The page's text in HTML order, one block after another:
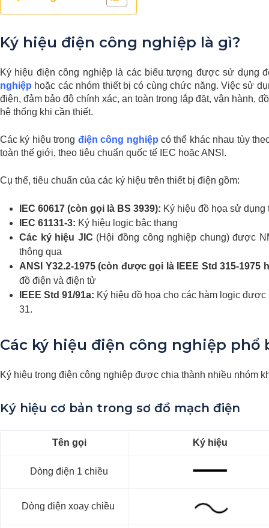
Ký hiệu điện công nghiệp là gì?
Ký hiệu điện công nghiệp là các biểu tượng được sử dụng
nghiệp hoặc các nhóm thiết bị có cùng chức năng. Việc sử
điện, đảm bảo độ chính xác, an toàn trong lắp đặt, vận hành,
hệ thống khi cần thiết.
Các ký hiệu trong điện công nghiệp có thể khác nhau tùy
toàn thế giới, theo tiêu chuẩn quốc tế IEC hoặc ANSI.
Cụ thể, tiêu chuẩn của các ký hiệu trên thiết bị điện gồm:
IEC 60617 (còn gọi là BS 3939): Ký hiệu đồ họa sử
IEC 61131-3: Ký hiệu logic bậc thang
Các ký hiệu JIC (Hội đồng công nghiệp chung) được
thông qua
ANSI Y32.2-1975 (còn được gọi là IEEE Std 315-1975
đồ điện và điện tử
IEEE Std 91/91a: Ký hiệu đồ họa cho các hàm logic
31.
Các ký hiệu điện công nghiệp phổ
Ký hiệu trong điện công nghiệp được chia thành nhiều nhóm
Ký hiệu cơ bản trong sơ đồ mạch điện
Tên gọi Ký hiệu
Dòng điện 1 chiều
Dòng điện xoay chiều